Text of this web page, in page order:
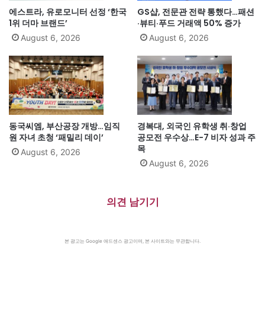
에스트라, 유로모니터 선정 ‘한국
1위 더마 브랜드’
August 6, 2026
GS샵, 전문관 전략 통했다…패션
·뷰티·푸드 거래액 50% 증가
August 6, 2026
동국씨엠, 부산공장 개방…임직
원 자녀 초청 ‘패밀리 데이’
August 6, 2026
경복대, 외국인 유학생 취·창업
공모전 우수상…E-7 비자 성과 주
목
August 6, 2026
의견 남기기
본 광고는 Google 애드센스 광고이며, 본 사이트와는 무관합니다.